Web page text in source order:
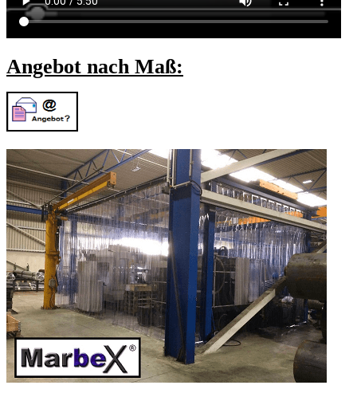
Angebot nach Maß: